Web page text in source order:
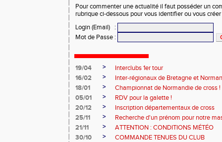
Pour commenter une actualité il faut posséder un
rubrique ci-dessous pour vous identifier ou vous
Login (Email)
:
Mot de Passe :
19/04 >
Interclubs 1er tour
16/02
>
Inter-régionaux de Bretagne et
18/01
>
Championnat de Normandie de cross !
05/01
>
RDV pour la galette !
20/12
>
Inscription départementaux de cross
25/11
>
Recherche d'un prénom pour notre
21/11
>
ATTENTION : CONDITIONS MÉTÉO
30/10
>
COMMANDE TENUES DU CLUB